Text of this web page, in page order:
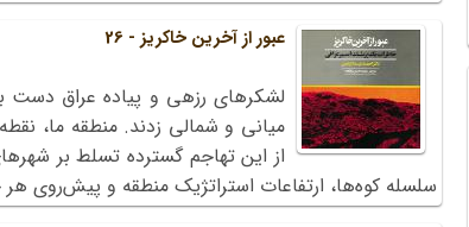
عبور از آخرین خاکریز - 26
لشکرهای رزهی و پیاده عراق دست
میانی و شمالی زدند. منطقه ما،
از این تهاجم گسترده تسلط بر
سلسله کوه‌ها، ارتفاعات استراتژیک منطقه و پیش‌روی